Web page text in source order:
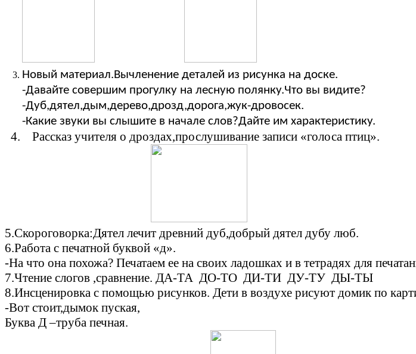
Новый материал.Вычленение деталей из рисунка на доске.
-Давайте совершим прогулку на лесную полянку.Что вы видите?
-Дуб,дятел,дым,дерево,дрозд,дорога,жук-дровосек.
-Какие звуки вы слышите в начале слов?Дайте им характеристику.
4. Рассказ учителя о дроздах,прослушивание записи «голоса птиц».
5.Скороговорка:Дятел лечит древний дуб,добрый дятел дубу люб.
6.Работа с печатной буквой «д».
-На что она похожа? Печатаем ее на своих ладошках и в тетрадях для
7.Чтение слогов ,сравнение. ДА-ТА ДО-ТО ДИ-ТИ ДУ-ТУ ДЫ-ТЫ
8.Инсценировка с помощью рисунков. Дети в воздухе рисуют домик по
-Вот стоит,дымок пуская,
Буква Д –труба печная.